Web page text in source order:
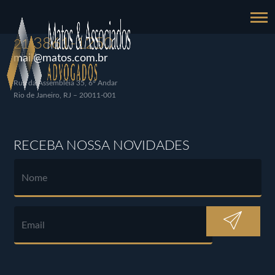
213861-1250
mail@matos.com.br
Rua da Assembléia 35, 6º Andar
Rio de Janeiro, RJ – 20011-001
RECEBA NOSSA NOVIDADES